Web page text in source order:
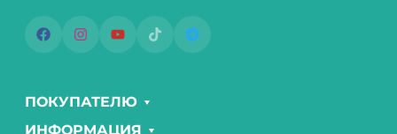
ПОКУПАТЕЛЮ
ИНФОРМАЦИЯ